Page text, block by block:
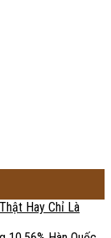
Hay Chỉ Là